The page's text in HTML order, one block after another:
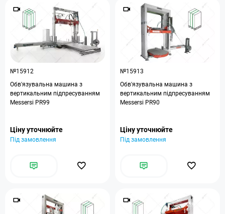
№15912
Обв'язувальна машина з
вертикальним підпресуванням
Messersi PR99
Ціну уточнюйте
Під замовлення
№15913
Обв'язувальна машина з
вертикальним підпресуванням
Messersi PR90
Ціну уточнюйте
Під замовлення